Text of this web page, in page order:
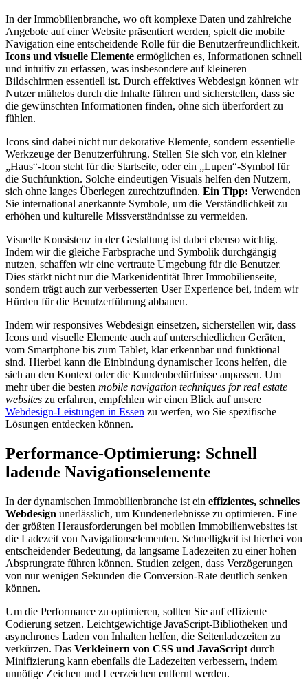
In der Immobilienbranche, wo oft komplexe Daten und zahlreiche
Angebote auf einer Website präsentiert werden, spielt die mobile
Navigation eine entscheidende Rolle für die Benutzerfreundlichkeit.
Icons und visuelle Elemente ermöglichen es, Informationen schnell
und intuitiv zu erfassen, was insbesondere auf kleineren
Bildschirmen essentiell ist. Durch effektives Webdesign können wir
Nutzer mühelos durch die Inhalte führen und sicherstellen, dass sie
die gewünschten Informationen finden, ohne sich überfordert zu
fühlen.
Icons sind dabei nicht nur dekorative Elemente, sondern essentielle
Werkzeuge der Benutzerführung. Stellen Sie sich vor, ein kleiner
„Haus“-Icon steht für die Startseite, oder ein „Lupen“-Symbol für
die Suchfunktion. Solche eindeutigen Visuals helfen den Nutzern,
sich ohne langes Überlegen zurechtzufinden. Ein Tipp: Verwenden
Sie international anerkannte Symbole, um die Verständlichkeit zu
erhöhen und kulturelle Missverständnisse zu vermeiden.
Visuelle Konsistenz in der Gestaltung ist dabei ebenso wichtig.
Indem wir die gleiche Farbsprache und Symbolik durchgängig
nutzen, schaffen wir eine vertraute Umgebung für die Benutzer.
Dies stärkt nicht nur die Markenidentität Ihrer Immobilienseite,
sondern trägt auch zur verbesserten User Experience bei, indem wir
Hürden für die Benutzerführung abbauen.
Indem wir responsives Webdesign einsetzen, sicherstellen wir, dass
Icons und visuelle Elemente auch auf unterschiedlichen Geräten,
vom Smartphone bis zum Tablet, klar erkennbar und funktional
sind. Hierbei kann die Einbindung dynamischer Icons helfen, die
sich an den Kontext oder die Kundenbedürfnisse anpassen. Um
mehr über die besten mobile navigation techniques for real estate
websites zu erfahren, empfehlen wir einen Blick auf unsere
Webdesign-Leistungen in Essen zu werfen, wo Sie spezifische
Lösungen entdecken können.
Performance-Optimierung: Schnell
ladende Navigationselemente
In der dynamischen Immobilienbranche ist ein effizientes, schnelles
Webdesign unerlässlich, um Kundenerlebnisse zu optimieren. Eine
der größten Herausforderungen bei mobilen Immobilienwebsites ist
die Ladezeit von Navigationselementen. Schnelligkeit ist hierbei von
entscheidender Bedeutung, da langsame Ladezeiten zu einer hohen
Absprungrate führen können. Studien zeigen, dass Verzögerungen
von nur wenigen Sekunden die Conversion-Rate deutlich senken
können.
Um die Performance zu optimieren, sollten Sie auf effiziente
Codierung setzen. Leichtgewichtige JavaScript-Bibliotheken und
asynchrones Laden von Inhalten helfen, die Seitenladezeiten zu
verkürzen. Das Verkleinern von CSS und JavaScript durch
Minifizierung kann ebenfalls die Ladezeiten verbessern, indem
unnötige Zeichen und Leerzeichen entfernt werden.